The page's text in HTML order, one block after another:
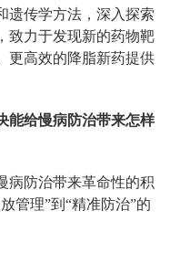
遗传学方法，深入探索
致力于发现新的药物靶
更高效的降脂新药提供
能给慢病防治带来怎样
病防治带来革命性的积
管理”到“精准防治”的